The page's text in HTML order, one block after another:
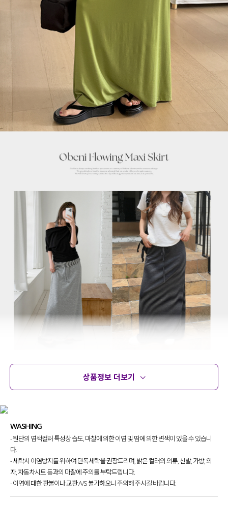
상품정보 더보기
WASHING
- 원단의 염색컬러 특성상 습도, 마찰에 의한 이염 및 땀에 의한 변색이 있을 수 있습니
다.
- 세탁시 이염방지를 위하여 단독세탁을 권장드리며, 밝은 컬러의 의류, 신발, 가방, 의
자, 자동차시트 등과의 마찰에 주의를 부탁드립니다.
- 이염에 대한 환불이나 교환 A/S 불가하오니 주의해 주시길 바랍니다.